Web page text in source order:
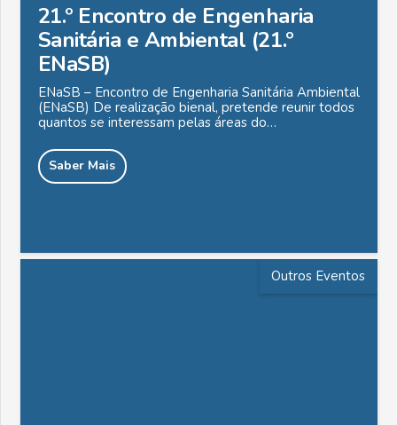
21.º Encontro de Engenharia
Sanitária e Ambiental (21.º
ENaSB)
ENaSB – Encontro de Engenharia Sanitária Ambiental
(ENaSB) De realização bienal, pretende reunir todos
quantos se interessam pelas áreas do…
Saber Mais
Outros Eventos